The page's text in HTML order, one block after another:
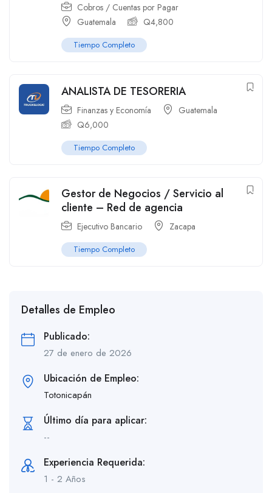
Cobros / Cuentas por Pagar
Guatemala
Q4,800
Tiempo Completo
ANALISTA DE TESORERIA
Finanzas y Economía
Guatemala
Q6,000
Tiempo Completo
Gestor de Negocios / Servicio al
cliente – Red de agencia
Ejecutivo Bancario Zacapa
Tiempo Completo
Detalles de Empleo
Publicado:
27 de enero de 2026
Ubicación de Empleo:
Totonicapán
Último día para aplicar:
--
Experiencia Requerida:
1 - 2 Años